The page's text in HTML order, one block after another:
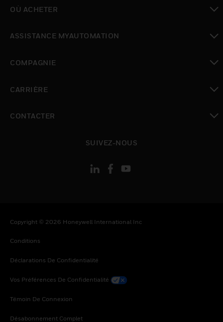
OÙ ACHETER
ASSISTANCE MYAUTOMATION
COMPAGNIE
CARRIÈRE
CONTACTER
SUIVEZ-NOUS
Copyright © 2026 Honeywell International Inc
Conditions
Déclarations De Confidentialité
Vos Préférences De Confidentialité
Témoin De Connexion
Désabonnement Complet